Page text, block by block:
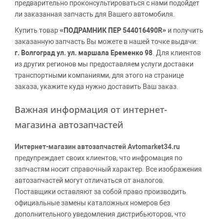
предварительно проконсультироваться с нами подойдет
ли заказанная запчасть для Вашего автомобиля.
Купить товар«ПОДРАМНИК ПЕР 544016490R» и получить
заказанную запчасть Вы можете в нашей точке выдачи:
г. Волгоград ул. ул. маршала Еременко 98 . Для клиентов
из других регионов мы предоставляем услуги доставки
транспортными компаниями, для этого на странице
заказа, укажите куда нужно доставить Ваш заказ.
Важная информация от интернет-
магазина автозапчастей
Интернет-магазин автозапчастей Avtomarket34.ru
предупреждает своих клиентов, что инфромация по
запчастям носит справочный характер. Все изображения
автозапчастей могут отличаться от аналогов.
Поставщики оставляют за собой право производить
официальные замены каталожных номеров без
дополнительного уведомления дистрибьюторов, что